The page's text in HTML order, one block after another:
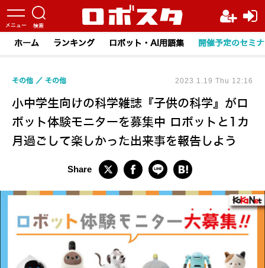
ホーム ランキング ロボット・AI用語集 開催予定のセミ
小中学生向けの科学雑誌『子供の科学』がロ
ボット体験モニターを募集中 ロボットと1カ
月過ごして楽しかった出来事を報告しよう
その他 その他 2023.1.19 Thu 12:16